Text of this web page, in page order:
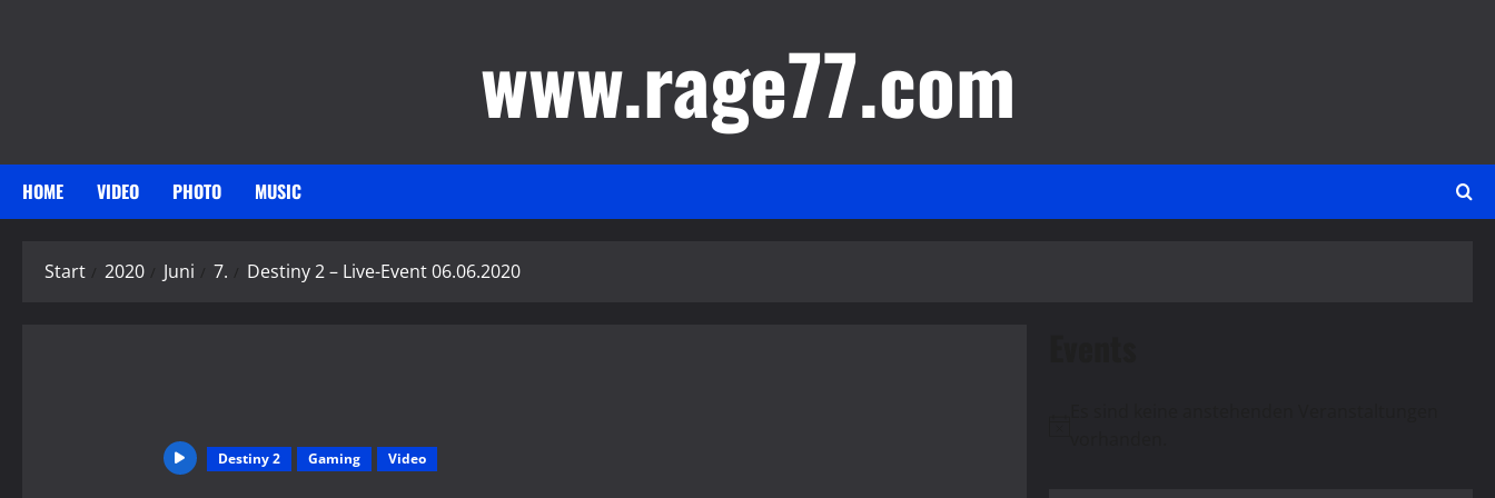
www.rage77.com
HOME VIDEO PHOTO MUSIC
Start 2020 Juni 7. Destiny 2 – Live-Event 06.06.2020
Destiny 2 Gaming Video